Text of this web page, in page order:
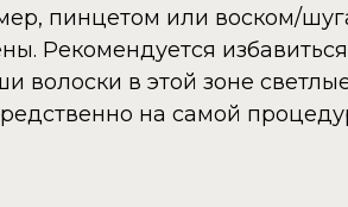
пинцетом или воском/
Рекомендуется
волоски в этой зоне
на самой